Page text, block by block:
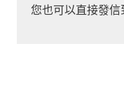
您也可以直接發